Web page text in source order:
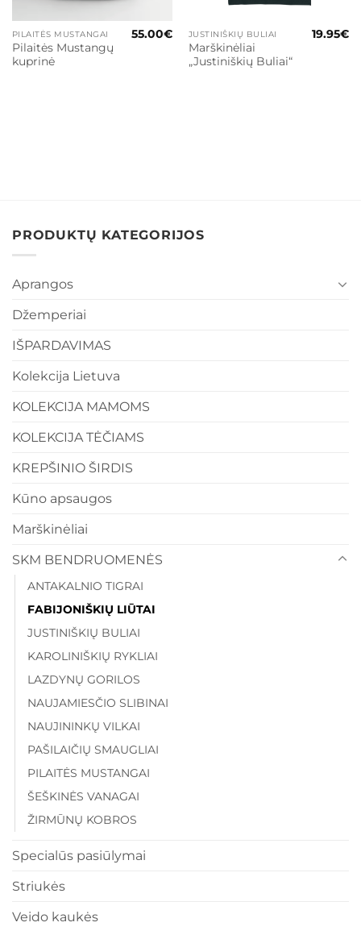
PILAITĖS MUSTANGAI
Pilaitės Mustangų
kuprinė
55.00€ JUSTINIŠKIŲ BULIAI
Marškinėliai
„Justiniškių Buliai“
19.95€
PRODUKTŲ KATEGORIJOS
Aprangos
Džemperiai
IŠPARDAVIMAS
Kolekcija Lietuva
KOLEKCIJA MAMOMS
KOLEKCIJA TĖČIAMS
KREPŠINIO ŠIRDIS
Kūno apsaugos
Marškinėliai
SKM BENDRUOMENĖS
ANTAKALNIO TIGRAI
FABIJONIŠKIŲ LIŪTAI
JUSTINIŠKIŲ BULIAI
KAROLINIŠKIŲ RYKLIAI
LAZDYNŲ GORILOS
NAUJAMIESČIO SLIBINAI
NAUJININKŲ VILKAI
PAŠILAIČIŲ SMAUGLIAI
PILAITĖS MUSTANGAI
ŠEŠKINĖS VANAGAI
ŽIRMŪNŲ KOBROS
Specialūs pasiūlymai
Striukės
Veido kaukės